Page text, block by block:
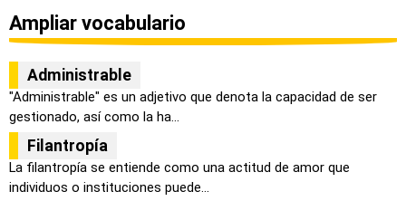
Ampliar vocabulario
Administrable
"Administrable" es un adjetivo que denota la capacidad de ser
gestionado, así como la ha...
Filantropía
La filantropía se entiende como una actitud de amor que
individuos o instituciones puede...